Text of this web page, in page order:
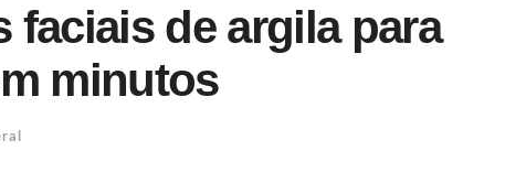
faciais de argila para
minutos